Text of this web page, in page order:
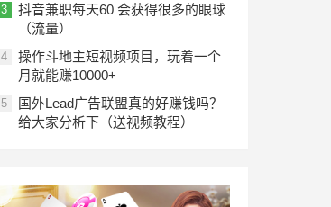
3
抖音兼职每天60 会获得很多的眼球
（流量）
4
操作斗地主短视频项目，玩着一个
月就能赚10000+
5
国外Lead广告联盟真的好赚钱吗？
给大家分析下（送视频教程）